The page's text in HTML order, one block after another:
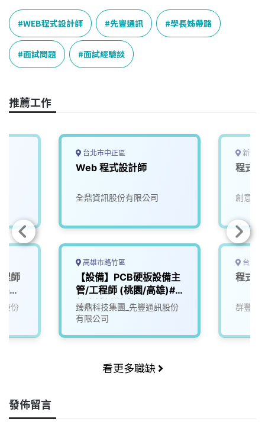
c
e
b
o
o
n
e
e
a
d
s
n
k
e
d
I
p
y
L
n
WEB程式設計師 先豐通訊 學長姊帶路
面試問題 面試經驗談
推薦工作
師
徵
股份
台北市中正區
Web 程式設計師
全鼎資訊股份有限公司
高雄市路竹區
【設備】PCB硬板設備主
管/工程師 (桃園/高雄)#
新廠擴編徵才
臻鼎科技集團_先豐通訊股份
有限公司
新竹
程式
創意金
台北
程式
群豐資
看更多職缺
發佈留言